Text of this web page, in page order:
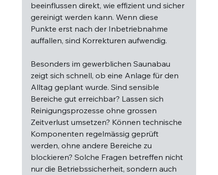
beeinflussen direkt, wie effizient und sicher
gereinigt werden kann. Wenn diese
Punkte erst nach der Inbetriebnahme
auffallen, sind Korrekturen aufwendig.
Besonders im gewerblichen Saunabau
zeigt sich schnell, ob eine Anlage für den
Alltag geplant wurde. Sind sensible
Bereiche gut erreichbar? Lassen sich
Reinigungsprozesse ohne grossen
Zeitverlust umsetzen? Können technische
Komponenten regelmässig geprüft
werden, ohne andere Bereiche zu
blockieren? Solche Fragen betreffen nicht
nur die Betriebssicherheit, sondern auch